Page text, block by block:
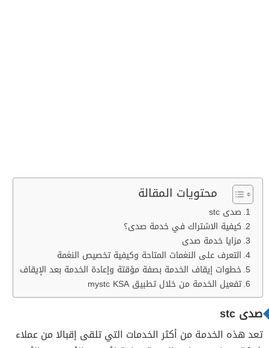
محتويات المقالة
صدى stc
كيفية الاشتراك في خدمة صدى؟
مزايا خدمة صدى
التعرف على النغمات المتاحة وكيفية تخصيص النغمة
خطوات إيقاف الخدمة بصفة مؤقتة وإعادة الخدمة بعد الإيقاف
تفعيل الخدمة من خلال تطبيق mystc KSA
صدى stc
تعد هذه الخدمة من أكثر الخدمات التي تلقى إقبالا من عملاء